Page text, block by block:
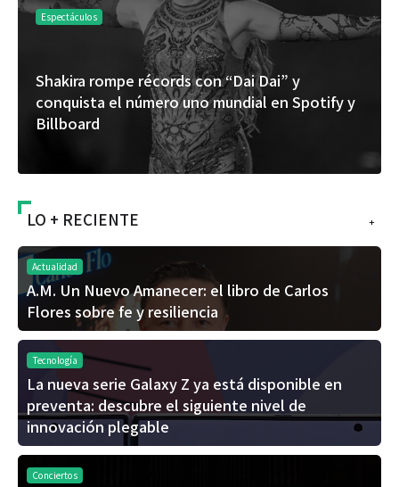
Espectáculos
Shakira rompe récords con “Dai Dai” y
conquista el número uno mundial en Spotify y
Billboard
+
LO + RECIENTE
Actualidad
A.M. Un Nuevo Amanecer: el libro de Carlos
Flores sobre fe y resiliencia
Tecnología
La nueva serie Galaxy Z ya está disponible en
preventa: descubre el siguiente nivel de
innovación plegable
Conciertos